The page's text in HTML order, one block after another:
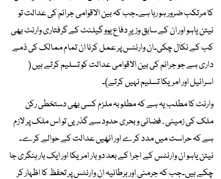
کا مرتکب ضرور ہو رہا ہے۔جب کہ بین الاقوامی جرائم کی عدالت تو
نیتن یاہو اور ان کے سابق وزیرِ دفاع یوو گیلنٹ کے گرفتاری وارنٹ بھی
کب کے نکال چکی۔ان وارنٹس پر عمل کرنا ان تمام ممالک کی ذمے
داری ہے جو جرائم کی بین الاقوامی عدالت کو تسلیم کرتے ہیں (
اسرائیل اور امریکا تسلیم نہیں کرتے)۔
وارنٹ کا مطلب یہ ہے کہ مطلوبہ ملزم کسی بھی دستخطی رکن
ملک کی زمینی ، فضائی و بحری حدود سے گذریں تو اس ملک پر لازم
ہے کہ حراست میں مدد کرے اور انھیں عدالت کے حوالے کرے۔
نیتن یاہو ان وارنٹس کے اجرا کے بعد دو بار امریکا اور ایک بار ہنگری جا
چکے ہیں۔جب کہ جرمنی اور برطانیہ ان وارنٹس پر تحفظ کا اظہار کر